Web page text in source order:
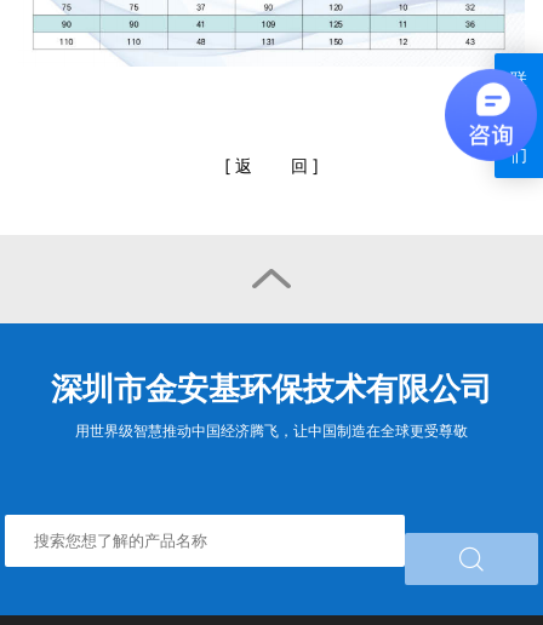
[ 返 回 ]

深圳市金安基环保技术有限公司
用世界级智慧推动中国经济腾飞，让中国制造在全球更受尊敬

联
我
们